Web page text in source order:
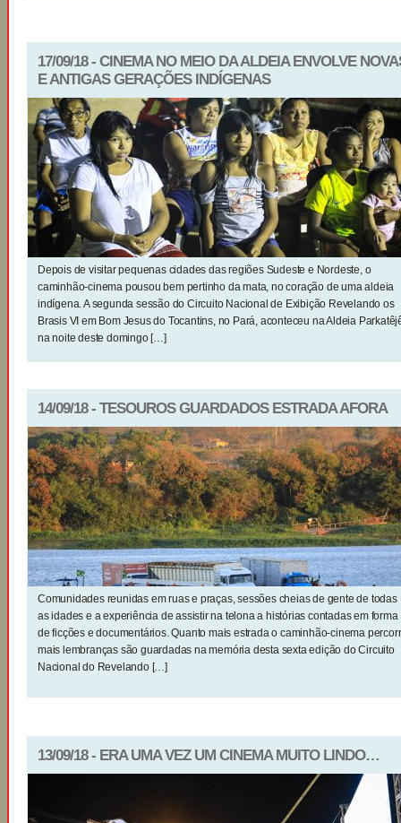
17/09/18 - CINEMA NO MEIO DA ALDEIA ENVOLVE
E ANTIGAS GERAÇÕES INDÍGENAS
Depois de visitar pequenas cidades das regiões Sudeste e Nordeste, o
caminhão-cinema pousou bem pertinho da mata, no coração de uma aldeia
indígena. A segunda sessão do Circuito Nacional de Exibição Revelando os
Brasis VI em Bom Jesus do Tocantins, no Pará, aconteceu na Aldeia
na noite deste domingo […]
14/09/18 - TESOUROS GUARDADOS ESTRADA AFORA
Comunidades reunidas em ruas e praças, sessões cheias de gente de todas
as idades e a experiência de assistir na telona a histórias contadas em forma
de ficções e documentários. Quanto mais estrada o caminhão-cinema
mais lembranças são guardadas na memória desta sexta edição do Circuito
Nacional do Revelando […]
13/09/18 - ERA UMA VEZ UM CINEMA MUITO LINDO…